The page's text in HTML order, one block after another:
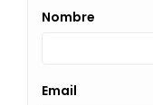
Nombre
Email